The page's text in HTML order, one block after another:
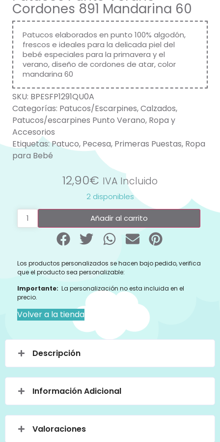
Cordones 891 Mandarina 60
Patucos elaborados en punto 100% algodón,
frescos e ideales para la delicada piel del
bebé especiales para la primavera y el
verano, diseño de cordones de atar, color
mandarina 60
SKU: BPESFP1291QU0A
Categorías: Patucos/Escarpines,Calzados,
Patucos/escarpines Punto Verano, Ropa y
Accesorios
Etiquetas:Patuco, Pecesa, Primeras Puestas, Ropa
para Bebé
12,90€ IVA Incluido
2 disponibles
Añadir al carrito
Los productos personalizados se hacen bajo pedido, verifica
que el producto sea personalizable:
Importante: La personalización no esta incluida en el
precio.
Volver a la tienda
Descripción
Información Adicional
Valoraciones